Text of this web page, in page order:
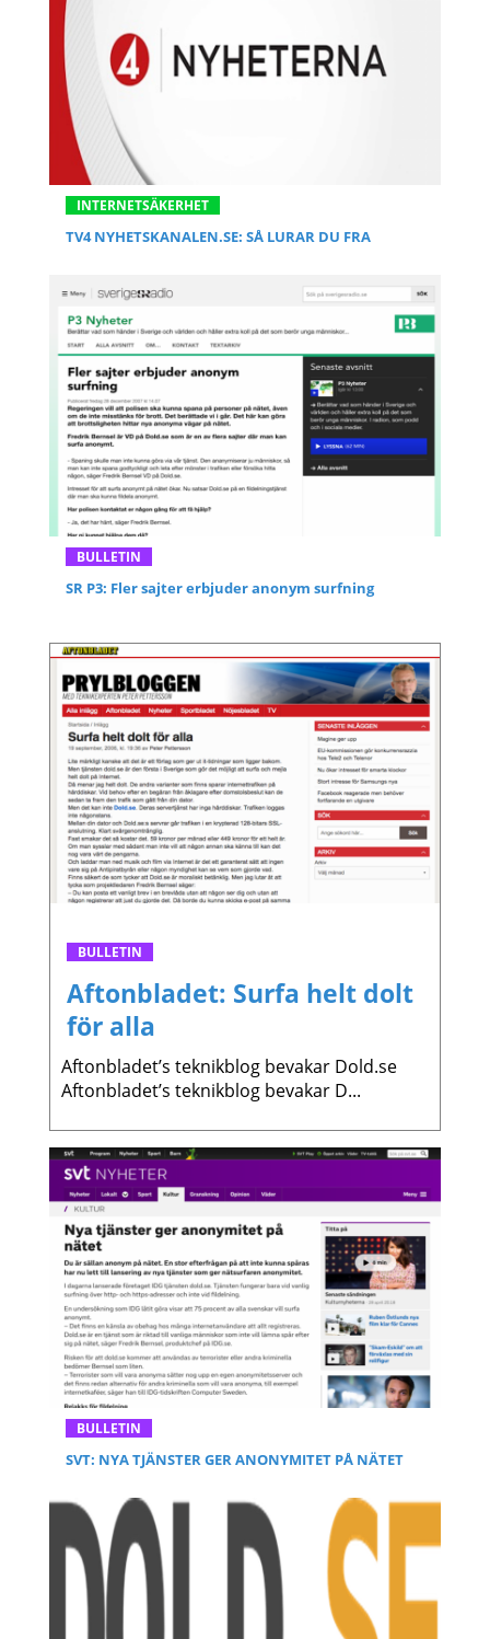
INTERNETSÄKERHET
TV4 NYHETSKANALEN.SE: SÅ LURAR DU FRA
BULLETIN
SR P3: Fler sajter erbjuder anonym surfning
BULLETIN
Aftonbladet: Surfa helt dolt
för alla
Aftonbladet’s teknikblog bevakar Dold.se
Aftonbladet’s teknikblog bevakar D...
BULLETIN
SVT: NYA TJÄNSTER GER ANONYMITET PÅ NÄTET